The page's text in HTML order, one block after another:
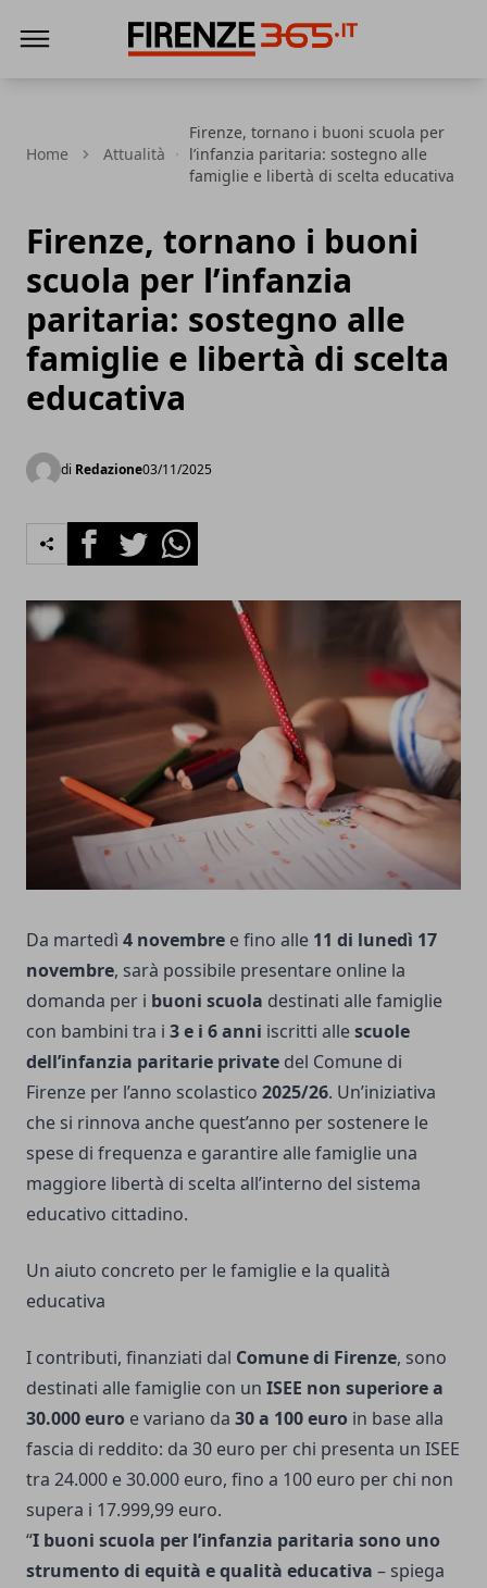
Home Attualità
Firenze, tornano i buoni scuola per
l’infanzia paritaria: sostegno alle
famiglie e libertà di scelta educativa
Firenze, tornano i buoni
scuola per l’infanzia
paritaria: sostegno alle
famiglie e libertà di scelta
educativa
di Redazione03/11/2025
FacebookTwitterWhatsapp
Da martedì 4 novembre e fino alle 11 di lunedì 17
novembre, sarà possibile presentare online la
domanda per i buoni scuola destinati alle famiglie
con bambini tra i 3 e i 6 anni iscritti allescuole
dell’infanzia paritarie private del Comune di
Firenze per l’anno scolastico 2025/26. Un’iniziativa
che si rinnova anche quest’anno per sostenere le
spese di frequenza e garantire alle famiglie una
maggiore libertà di scelta all’interno del sistema
educativo cittadino.
Un aiuto concreto per le famiglie e la qualità
educativa
I contributi, finanziati dal Comune di Firenze, sono
destinati alle famiglie con un ISEE non superiore a
30.000 euro e variano da 30 a 100 euro in base alla
fascia di reddito: da 30 euro per chi presenta un ISEE
tra 24.000 e 30.000 euro, fino a 100 euro per chi non
supera i 17.999,99 euro.
“I buoni scuola per l’infanzia paritaria sono uno
strumento di equità e qualità educativa – spiega